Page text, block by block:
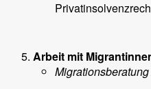
Arbeit mit